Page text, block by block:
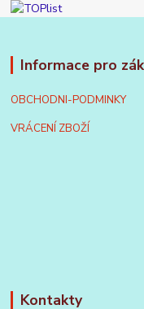
Informace pro
OBCHODNI-PODMINKY
VRÁCENÍ ZBOŽÍ
Kontakty